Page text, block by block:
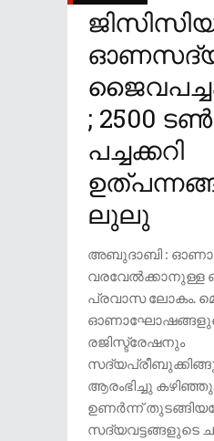
; 2500
പച്ചക്കറി
ലുലു
അബുദാബി :
വരവേൽക്കാനുള്ള
പ്രവാസ ലോകം.
രജിസ്ട്രേഷനും
ആരംഭിച്ചു
ഉണർന്ന്
സദ്യവട്ടങ്ങളുടെ